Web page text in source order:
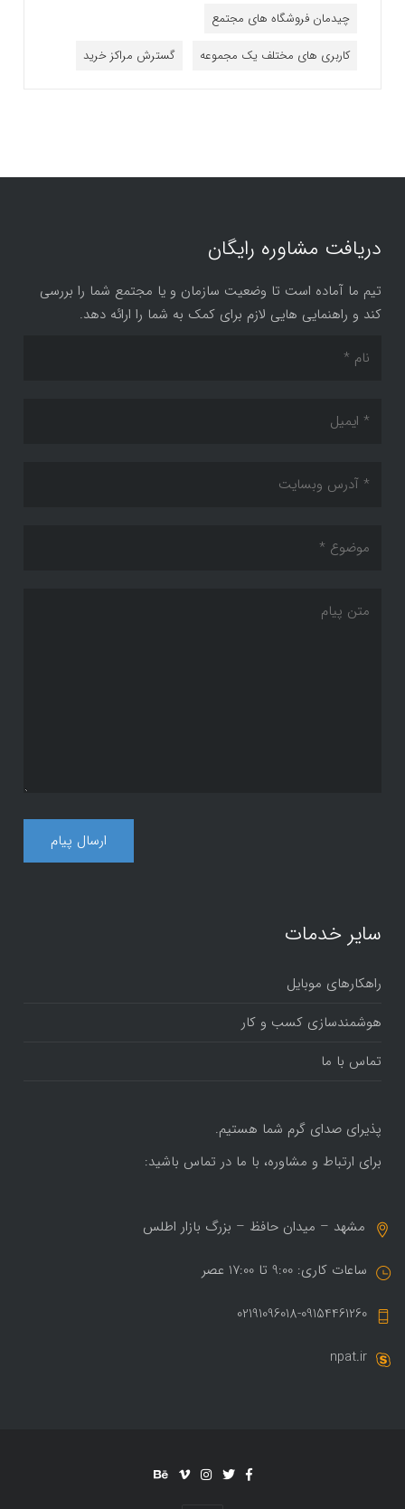
چیدمان فروشگاه های مجتمع
کاربری های مختلف یک مجموعه
گسترش مراکز خرید
دریافت مشاوره رایگان
تیم ما آماده است تا وضعیت سازمان و یا مجتمع شما را بررسی
کند و راهنمایی هایی لازم برای کمک به شما را ارائه دهد.
سایر خدمات
راهکارهای موبایل
هوشمندسازی کسب و کار
تماس با ما
پذیرای صدای گرم شما هستیم.
برای ارتباط و مشاوره، با ما در تماس باشید:
مشهد – میدان حافظ – بزرگ بازار اطلس
ساعات کاری: 9:00 تا 17:00 عصر
02191096018-09154461260
npat.ir